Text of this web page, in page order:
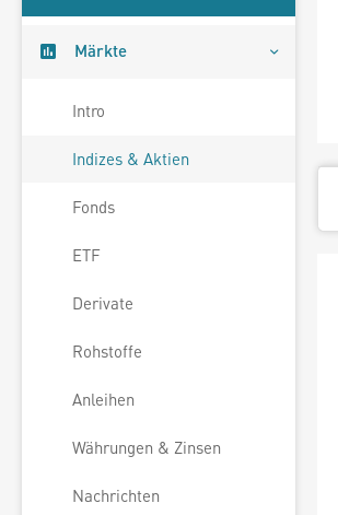
Märkte
Intro
Indizes & Aktien
Fonds
ETF
Derivate
Rohstoffe
Anleihen
Währungen & Zinsen
Nachrichten